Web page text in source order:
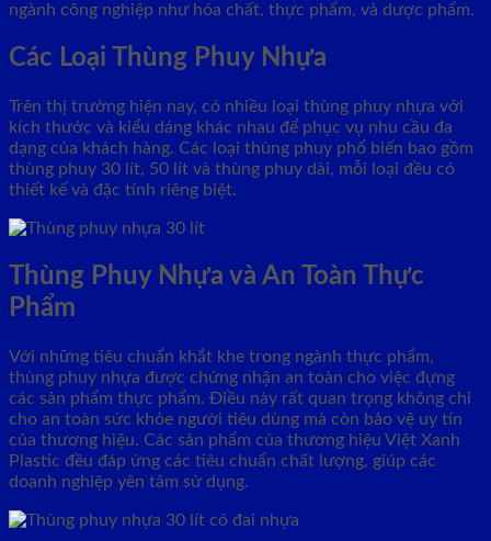
ngành công nghiệp như hóa chất, thực phẩm, và dược phẩm.
Các Loại Thùng Phuy Nhựa
Trên thị trường hiện nay, có nhiều loại thùng phuy nhựa với
kích thước và kiểu dáng khác nhau để phục vụ nhu cầu đa
dạng của khách hàng. Các loại thùng phuy phổ biến bao gồm
thùng phuy 30 lít, 50 lít và thùng phuy dài, mỗi loại đều có
thiết kế và đặc tính riêng biệt.
Thùng Phuy Nhựa và An Toàn Thực
Phẩm
Với những tiêu chuẩn khắt khe trong ngành thực phẩm,
thùng phuy nhựa được chứng nhận an toàn cho việc đựng
các sản phẩm thực phẩm. Điều này rất quan trọng không chỉ
cho an toàn sức khỏe người tiêu dùng mà còn bảo vệ uy tín
của thương hiệu. Các sản phẩm của thương hiệu Việt Xanh
Plastic đều đáp ứng các tiêu chuẩn chất lượng, giúp các
doanh nghiệp yên tâm sử dụng.